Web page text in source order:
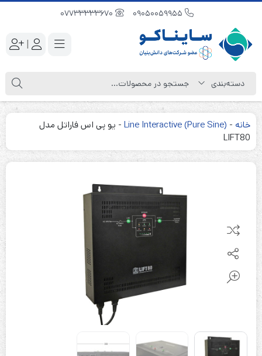
|
خانه -
Line Interactive (Pure Sine)
- یو پی اس فاراتل مدل
LIFT80